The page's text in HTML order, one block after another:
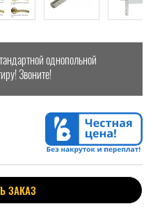
однопольной
Звоните!
ЗАКАЗ